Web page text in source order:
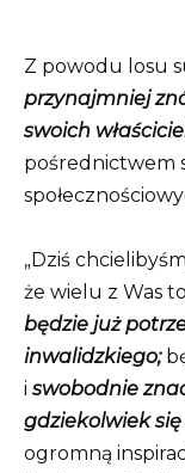
Z powodu losu
przynajmniej
swoich
pośrednictwem
„Dziś
że wielu z Was
będzie już
inwalidzkiego;
i swobodnie
gdziekolwiek się
ogromną